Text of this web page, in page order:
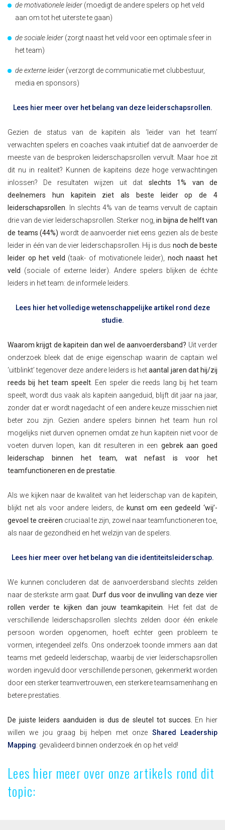
de motivationele leider (moedigt de andere spelers op het veld
aan om tot het uiterste te gaan)
de sociale leider (zorgt naast het veld voor een optimale sfeer in
het team)
de externe leider (verzorgt de communicatie met clubbestuur,
media en sponsors)
Lees hier meer over het belang van deze leiderschapsrollen.
Gezien de status van de kapitein als ‘leider van het team’
verwachten spelers en coaches vaak intuïtief dat de aanvoerder de
meeste van de besproken leiderschapsrollen vervult. Maar hoe zit
dit nu in realiteit? Kunnen de kapiteins deze hoge verwachtingen
inlossen? De resultaten wijzen uit dat slechts 1% van de
deelnemers hun kapitein ziet als beste leider op de 4
leiderschapsrollen . In slechts 4% van de teams vervult de captain
drie van de vier leiderschapsrollen. Sterker nog, in bijna de helft van
de teams (44%) wordt de aanvoerder niet eens gezien als de beste
leider in één van de vier leiderschapsrollen. Hij is dus noch de beste
leider op het veld (taak- of motivationele leider), noch naast het
veld
(sociale of externe leider). Andere spelers blijken de échte
leiders in het team: de informele leiders.
Lees hier het volledige wetenschappelijke artikel rond deze
studie.
Waarom krijgt de kapitein dan wel de aanvoerdersband? Uit verder
onderzoek bleek dat de enige eigenschap waarin de captain wel
‘uitblinkt’ tegenover deze andere leiders is hetaantal jaren dat hij/zij
reeds bij het team speelt. Een speler die reeds lang bij het team
speelt, wordt dus vaak als kapitein aangeduid, blijft dit jaar na jaar,
zonder dat er wordt nagedacht of een andere keuze misschien niet
beter zou zijn. Gezien andere spelers binnen het team hun rol
mogelijks niet durven opnemen omdat ze hun kapitein niet voor de
voeten durven lopen, kan dit resulteren in een gebrek aan goed
leiderschap binnen het team, wat nefast is voor het
teamfunctioneren en de prestatie
Als we kijken naar de kwaliteit van het leiderschap van de kapitein,
blijkt net als voor andere leiders, de kunst om een gedeeld ‘wij’-
gevoel te creëren cruciaal te zijn, zowel naar teamfunctioneren toe,
als naar de gezondheid en het welzijn van de spelers.
Lees hier meer over het belang van die identiteitsleiderschap.
We kunnen concluderen dat de aanvoerdersband slechts zelden
naar de sterkste arm gaat. Durf dus voor de invulling van deze vier
rollen verder te kijken dan jouw teamkapitein . Het feit dat de
verschillende leiderschapsrollen slechts zelden door één enkele
persoon worden opgenomen, hoeft echter geen probleem te
vormen, integendeel zelfs. Ons onderzoek toonde immers aan dat
teams met gedeeld leiderschap, waarbij de vier leiderschapsrollen
worden ingevuld door verschillende personen, gekenmerkt worden
door een sterker teamvertrouwen, een sterkere teamsamenhang en
betere prestaties.
De juiste leiders aanduiden is dus de sleutel tot succes.
En hier
willen we jou graag bij helpen met onze Shared Leadership
Mapping: gevalideerd binnen onderzoek én op het veld!
Lees hier meer over onze artikels rond dit
topic: